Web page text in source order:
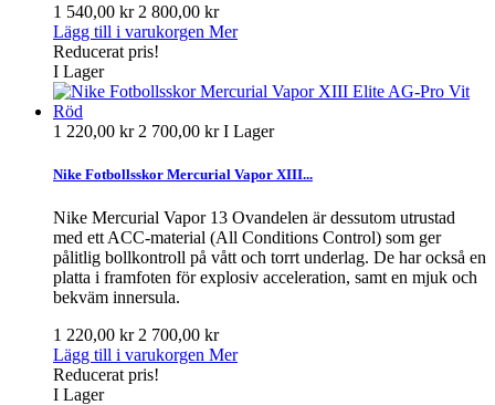
1 540,00 kr 2 800,00 kr
Lägg till i varukorgen Mer
Reducerat pris!
I Lager
1 220,00 kr 2 700,00 krI Lager
Nike Fotbollsskor Mercurial Vapor XIII...
Nike Mercurial Vapor 13 Ovandelen är dessutom utrustad
med ett ACC-material (All Conditions Control) som ger
pålitlig bollkontroll på vått och torrt underlag. De har också en
platta i framfoten för explosiv acceleration, samt en mjuk och
bekväm innersula.
1 220,00 kr 2 700,00 kr
Lägg till i varukorgen Mer
Reducerat pris!
I Lager